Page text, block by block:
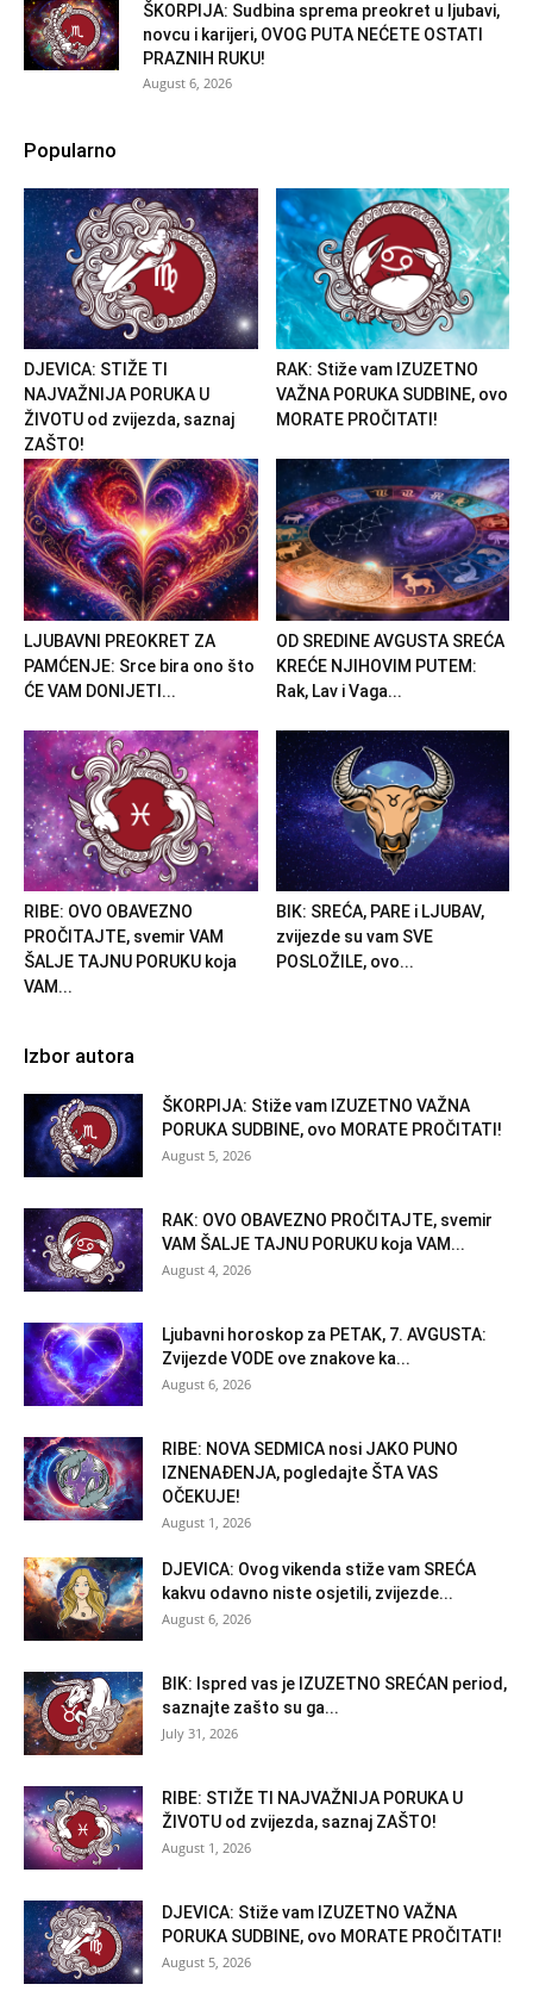
ŠKORPIJA: Sudbina sprema preokret u ljubavi,
novcu i karijeri, OVOG PUTA NEĆETE OSTATI
PRAZNIH RUKU!
August 6, 2026
Popularno
DJEVICA: STIŽE TI
NAJVAŽNIJA PORUKA U
ŽIVOTU od zvijezda, saznaj
ZAŠTO!
RAK: Stiže vam IZUZETNO
VAŽNA PORUKA SUDBINE, ovo
MORATE PROČITATI!
LJUBAVNI PREOKRET ZA
PAMĆENJE: Srce bira ono što
ĆE VAM DONIJETI...
OD SREDINE AVGUSTA SREĆA
KREĆE NJIHOVIM PUTEM:
Rak, Lav i Vaga...
RIBE: OVO OBAVEZNO
PROČITAJTE, svemir VAM
ŠALJE TAJNU PORUKU koja
VAM...
BIK: SREĆA, PARE i LJUBAV,
zvijezde su vam SVE
POSLOŽILE, ovo...
Izbor autora
ŠKORPIJA: Stiže vam IZUZETNO VAŽNA
PORUKA SUDBINE, ovo MORATE PROČITATI!
August 5, 2026
RAK: OVO OBAVEZNO PROČITAJTE, svemir
VAM ŠALJE TAJNU PORUKU koja VAM...
August 4, 2026
Ljubavni horoskop za PETAK, 7. AVGUSTA:
Zvijezde VODE ove znakove ka...
August 6, 2026
RIBE: NOVA SEDMICA nosi JAKO PUNO
IZNENAĐENJA, pogledajte ŠTA VAS
OČEKUJE!
August 1, 2026
DJEVICA: Ovog vikenda stiže vam SREĆA
kakvu odavno niste osjetili, zvijezde...
August 6, 2026
BIK: Ispred vas je IZUZETNO SREĆAN period,
saznajte zašto su ga...
July 31, 2026
RIBE: STIŽE TI NAJVAŽNIJA PORUKA U
ŽIVOTU od zvijezda, saznaj ZAŠTO!
August 1, 2026
DJEVICA: Stiže vam IZUZETNO VAŽNA
PORUKA SUDBINE, ovo MORATE PROČITATI!
August 5, 2026